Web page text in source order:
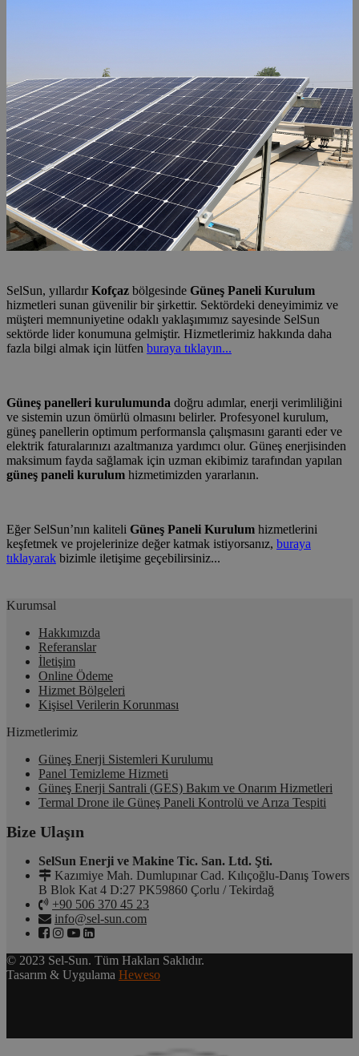
SelSun, yıllardırKofçaz bölgesinde Güneş Paneli Kurulum
hizmetleri sunan güvenilir bir şirkettir. Sektördeki deneyimimiz ve
müşteri memnuniyetine odaklı yaklaşımımız sayesinde SelSun
sektörde lider konumuna gelmiştir. Hizmetlerimiz hakkında daha
fazla bilgi almak için lütfen buraya tıklayın...
Güneş panelleri kurulumunda doğru adımlar, enerji verimliliğini
ve sistemin uzun ömürlü olmasını belirler. Profesyonel kurulum,
güneş panellerin optimum performansla çalışmasını garanti eder ve
elektrik faturalarınızı azaltmanıza yardımcı olur. Güneş enerjisinden
maksimum fayda sağlamak için uzman ekibimiz tarafından yapılan
güneş paneli kurulum hizmetimizden yararlanın.
Eğer SelSun’nın kaliteli Güneş Paneli Kurulum hizmetlerini
keşfetmek ve projelerinize değer katmak istiyorsanız, buraya
tıklayarak bizimle iletişime geçebilirsiniz...
Kurumsal
Hakkımızda
Referanslar
İletişim
Online Ödeme
Hizmet Bölgeleri
Kişisel Verilerin Korunması
Hizmetlerimiz
Güneş Enerji Sistemleri Kurulumu
Panel Temizleme Hizmeti
Güneş Enerji Santrali (GES) Bakım ve Onarım Hizmetleri
Termal Drone ile Güneş Paneli Kontrolü ve Arıza Tespiti
Bize Ulaşın
SelSun Enerji ve Makine Tic. San. Ltd. Şti.
Kazımiye Mah. Dumlupınar Cad. Kılıçoğlu-Danış Towers
B Blok Kat 4 D:27 PK59860 Çorlu / Tekirdağ
+90 506 370 45 23
info@sel-sun.com
© 2023 Sel-Sun. Tüm Hakları Saklıdır.
Tasarım & Uygulama Heweso